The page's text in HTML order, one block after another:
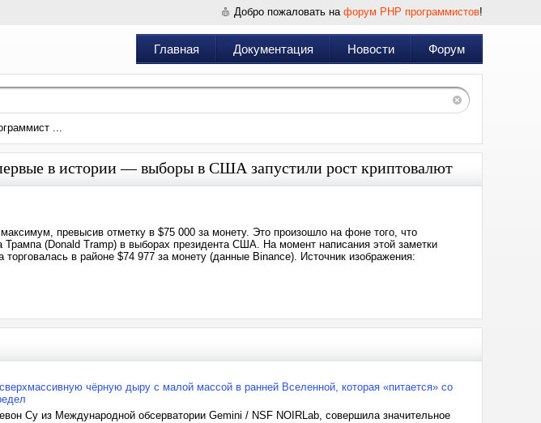
Добро пожаловать на форум PHP программистов!
Главная Документация Новости Форум
...
в истории — выборы в США запустили рост криптовалют
превысив отметку в $75 000 за монету. Это произошло на фоне того, что
(Donald Tramp) в выборах президента США. На момент написания этой заметки
в районе $74 977 за монету (данные Binance). Источник изображения:
чёрную дыру с малой массой в ранней Вселенной, которая «питается» со
Су из Международной обсерватории Gemini / NSF NOIRLab, совершила значительное